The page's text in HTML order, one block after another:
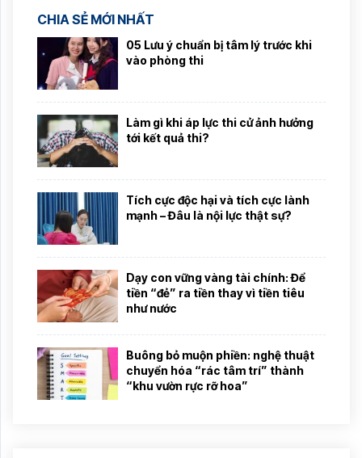
CHIA SẺ MỚI NHẤT
05 Lưu ý chuẩn bị tâm lý trước khi
vào phòng thi
Làm gì khi áp lực thi cử ảnh hưởng
tới kết quả thi?
Tích cực độc hại và tích cực lành
mạnh – Đâu là nội lực thật sự?
Dạy con vững vàng tài chính: Để
tiền “đẻ” ra tiền thay vì tiền tiêu
như nước
Buông bỏ muộn phiền: nghệ thuật
chuyển hóa “rác tâm trí” thành
“khu vườn rực rỡ hoa”